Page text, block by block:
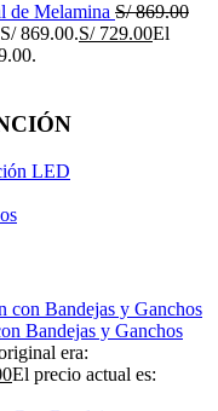
de Melamina S/869.00
869.00.S/729.00El
LED
Bandejas y Ganchos
era:
El precio actual es: